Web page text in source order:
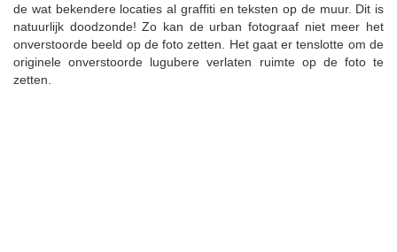
de wat bekendere locaties al graffiti en teksten op de muur. Dit is
natuurlijk doodzonde! Zo kan de urban fotograaf niet meer het
onverstoorde beeld op de foto zetten. Het gaat er tenslotte om de
originele onverstoorde lugubere verlaten ruimte op de foto te
zetten.